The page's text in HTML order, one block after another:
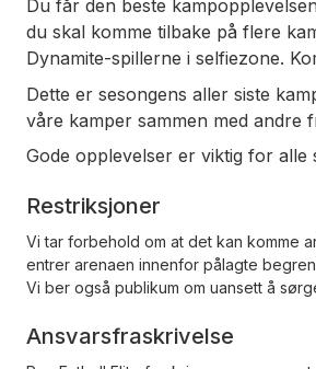
Du får den beste
du skal komme tilbake på flere
Dynamite-spillerne i selfiezone.
Dette er sesongens aller siste
våre kamper sammen med andre
Gode opplevelser er viktig for alle
Restriksjoner
Vi tar forbehold om at det kan komme
entrer arenaen innenfor pålagte
Vi ber også publikum om uansett å
Ansvarsfraskrivelse